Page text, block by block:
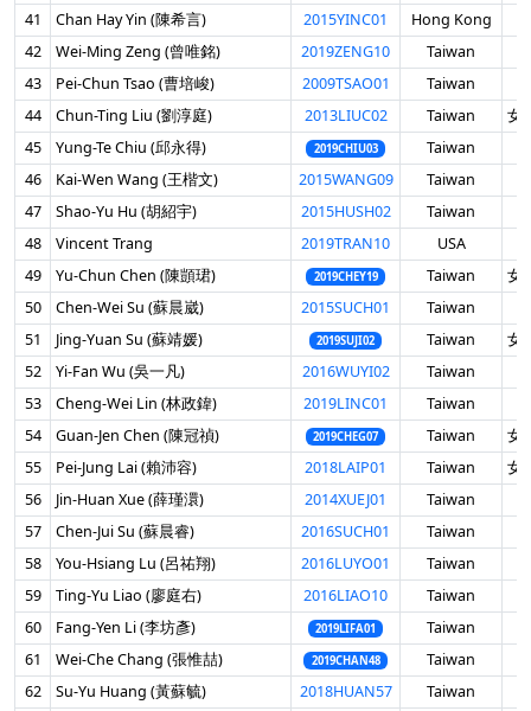
41
Chan Hay Yin (陳希言) 2015YINC01 Hong Kong
42
Wei-Ming Zeng (曾唯銘) 2019ZENG10 Taiwan
43
Pei-Chun Tsao (曹培峻) 2009TSAO01 Taiwan
44
Chun-Ting Liu (劉淳庭) 2013LIUC02 Taiwan
女
45
Yung-Te Chiu (邱永得) 2019CHIU03 Taiwan
46
Kai-Wen Wang (王楷文) 2015WANG09 Taiwan
47
Shao-Yu Hu (胡紹宇) 2015HUSH02 Taiwan
48
Vincent Trang 2019TRAN10 USA
49
Yu-Chun Chen (陳顗珺) 2019CHEY19 Taiwan
女
50
Chen-Wei Su (蘇晨崴) 2015SUCH01 Taiwan
51
Jing-Yuan Su (蘇靖媛) 2019SUJI02 Taiwan
女
52
Yi-Fan Wu (吳一凡) 2016WUYI02 Taiwan
53
Cheng-Wei Lin (林政鍏) 2019LINC01 Taiwan
54
Guan-Jen Chen (陳冠禎) 2019CHEG07 Taiwan
女
55
Pei-Jung Lai (賴沛容) 2018LAIP01 Taiwan
女
56
Jin-Huan Xue (薛瑾澴) 2014XUEJ01 Taiwan
57
Chen-Jui Su (蘇晨睿) 2016SUCH01 Taiwan
58
You-Hsiang Lu (呂祐翔) 2016LUYO01 Taiwan
59
Ting-Yu Liao (廖庭右) 2016LIAO10 Taiwan
60
Fang-Yen Li (李坊彥) 2019LIFA01 Taiwan
61
Wei-Che Chang (張惟喆) 2019CHAN48 Taiwan
62
Su-Yu Huang (黃蘇毓) 2018HUAN57 Taiwan